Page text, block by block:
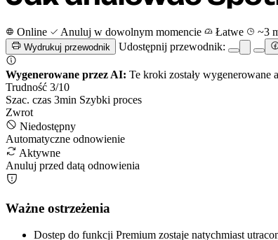
Online Anuluj w dowolnym momencie Łatwe ~3
Wydrukuj przewodnik Udostępnij przewodnik:
Wygenerowane przez AI: Te kroki zostały wygenerowane
Trudność 3/10
Szac. czas 3min Szybki proces
Zwrot
Niedostępny
Automatyczne odnowienie
Aktywne
Anuluj przed datą odnowienia
Ważne ostrzeżenia
Dostep do funkcji Premium zostaje natychmiast